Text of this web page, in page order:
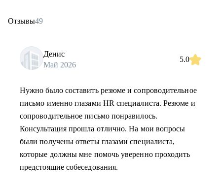
Отзывы49
Денис
Май 2026
5.0
Нужно было составить резюме и сопроводительное
письмо именно глазами HR специалиста. Резюме и
сопроводительное письмо понравилось.
Консультация прошла отлично. На мои вопросы
были получены ответы глазами специалиста,
которые должны мне помочь уверенно проходить
предстоящие собеседования.